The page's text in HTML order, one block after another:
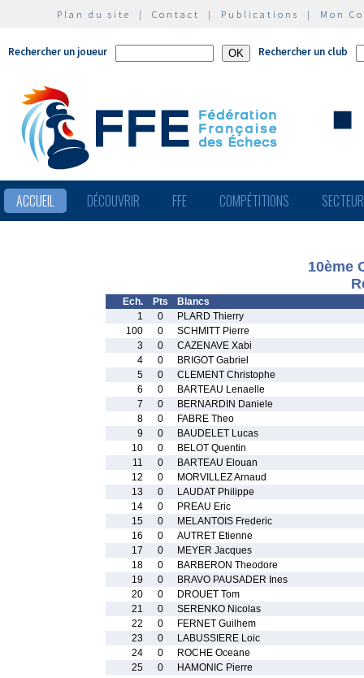
Plan du site | Contact | Publications | Mon
Rechercher un joueur Rechercher un club
ACCUEIL DÉCOUVRIR FFE COMPÉTITIONS
10ème
Ech. Pts
Blancs
1
0
PLARD Thierry
100
0
SCHMITT Pierre
3
0
CAZENAVE Xabi
4
0
BRIGOT Gabriel
5
0
CLEMENT Christophe
6
0
BARTEAU Lenaelle
7
0
BERNARDIN Daniele
8
0
FABRE Theo
9
0
BAUDELET Lucas
10
0
BELOT Quentin
11
0
BARTEAU Elouan
12
0
MORVILLEZ Arnaud
13
0
LAUDAT Philippe
14
0
PREAU Eric
15
0
MELANTOIS Frederic
16
0
AUTRET Etienne
17
0
MEYER Jacques
18
0
BARBERON Theodore
19
0
BRAVO PAUSADER Ines
20
0
DROUET Tom
21
0
SERENKO Nicolas
22
0
FERNET Guilhem
23
0
LABUSSIERE Loic
24
0
ROCHE Oceane
25
0 HAMONIC Pierre